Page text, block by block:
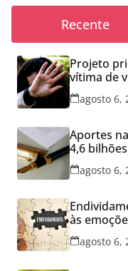
Recente
Projeto
vítima de
agosto 6,
Aportes
4,6
agosto 6,
às
agosto 6,